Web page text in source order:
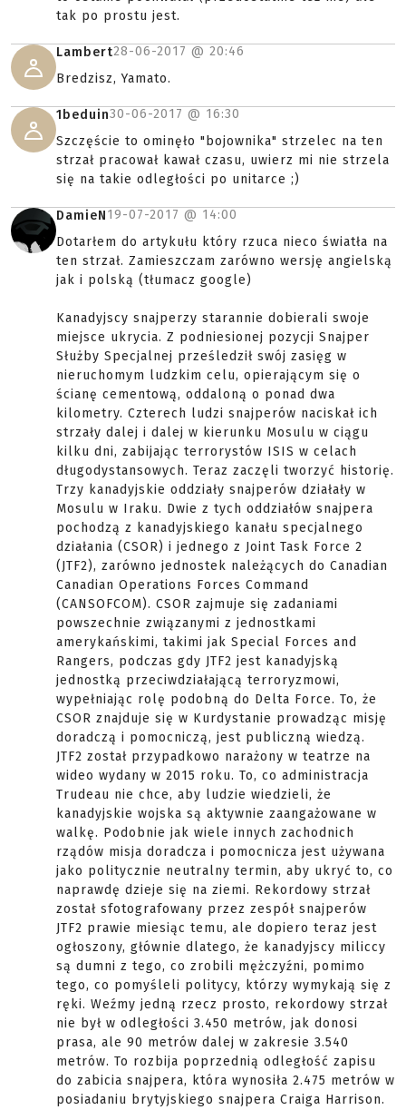
tak po prostu jest.
Lambert28-06-2017 @ 20:46
Bredzisz, Yamato.
1beduin30-06-2017 @ 16:30
Szczęście to ominęło "bojownika" strzelec na ten
strzał pracował kawał czasu, uwierz mi nie strzela
się na takie odległości po unitarce ;)
DamieN19-07-2017 @ 14:00
Dotarłem do artykułu który rzuca nieco światła na
ten strzał. Zamieszczam zarówno wersję angielską
jak i polską (tłumacz google)
Kanadyjscy snajperzy starannie dobierali swoje
miejsce ukrycia. Z podniesionej pozycji Snajper
Służby Specjalnej prześledził swój zasięg w
nieruchomym ludzkim celu, opierającym się o
ścianę cementową, oddaloną o ponad dwa
kilometry. Czterech ludzi snajperów naciskał ich
strzały dalej i dalej w kierunku Mosulu w ciągu
kilku dni, zabijając terrorystów ISIS w celach
długodystansowych. Teraz zaczęli tworzyć historię.
Trzy kanadyjskie oddziały snajperów działały w
Mosulu w Iraku. Dwie z tych oddziałów snajpera
pochodzą z kanadyjskiego kanału specjalnego
działania (CSOR) i jednego z Joint Task Force 2
(JTF2), zarówno jednostek należących do Canadian
Canadian Operations Forces Command
(CANSOFCOM). CSOR zajmuje się zadaniami
powszechnie związanymi z jednostkami
amerykańskimi, takimi jak Special Forces and
Rangers, podczas gdy JTF2 jest kanadyjską
jednostką przeciwdziałającą terroryzmowi,
wypełniając rolę podobną do Delta Force. To, że
CSOR znajduje się w Kurdystanie prowadząc misję
doradczą i pomocniczą, jest publiczną wiedzą.
JTF2 został przypadkowo narażony w teatrze na
wideo wydany w 2015 roku. To, co administracja
Trudeau nie chce, aby ludzie wiedzieli, że
kanadyjskie wojska są aktywnie zaangażowane w
walkę. Podobnie jak wiele innych zachodnich
rządów misja doradcza i pomocnicza jest używana
jako politycznie neutralny termin, aby ukryć to, co
naprawdę dzieje się na ziemi. Rekordowy strzał
został sfotografowany przez zespół snajperów
JTF2 prawie miesiąc temu, ale dopiero teraz jest
ogłoszony, głównie dlatego, że kanadyjscy miliccy
są dumni z tego, co zrobili mężczyźni, pomimo
tego, co pomyśleli politycy, którzy wymykają się z
ręki. Weźmy jedną rzecz prosto, rekordowy strzał
nie był w odległości 3.450 metrów, jak donosi
prasa, ale 90 metrów dalej w zakresie 3.540
metrów. To rozbija poprzednią odległość zapisu
do zabicia snajpera, która wynosiła 2.475 metrów w
posiadaniu brytyjskiego snajpera Craiga Harrison.